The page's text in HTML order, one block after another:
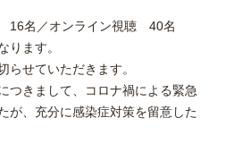
名／オンライン視聴 40名
ります。
せていただきます。
つきまして、コロナ禍による緊急
が、充分に感染症対策を留意した